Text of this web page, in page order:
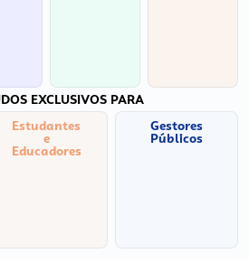
EXCLUSIVOS PARA
Estudantes
e
Educadores
Gestores
Públicos